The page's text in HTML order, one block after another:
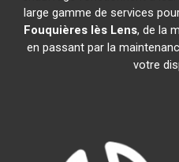
large gamme de services
Fouquières lès Lens, de la
en passant par la
votre